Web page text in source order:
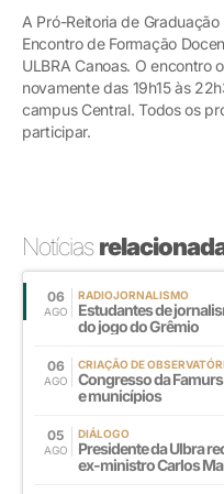
A Pró-Reitoria de
Encontro de Formação
ULBRA Canoas. O encontro
novamente das 19h15 às
campus Central. Todos os
participar.
Notícias
06
AGO
RADIOJORNALISMO
Estudantes de
do jogo do Grêmio
06
AGO
CRIAÇÃO DE
Congresso da
e municípios
05
AGO
DIÁLOGO
Presidente da Ulbra
ex-ministro Carlos